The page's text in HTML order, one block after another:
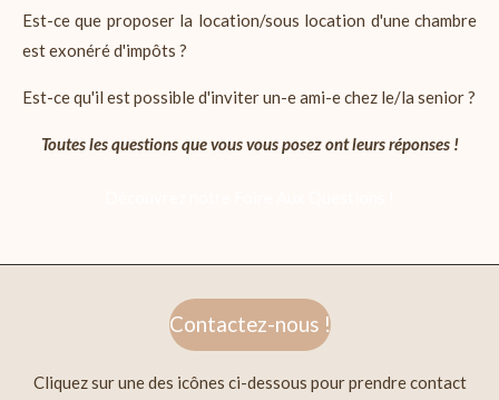
Est-ce que proposer la location/sous location d'une chambre
est exonéré d'impôts ?
Est-ce qu'il est possible d'inviter un-e ami-e chez le/la senior ?
Toutes les questions que vous vous posez ont leurs réponses !
Contactez-nous !
Cliquez sur une des icônes ci-dessous pour prendre contact